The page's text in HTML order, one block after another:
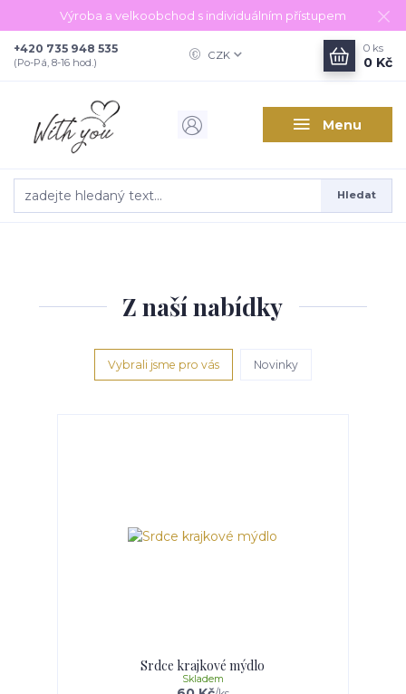
Výroba a velkoobchod s individuálním přístupem
Menu
CZK
Hledat
+420 735 948 535
(Po-Pá, 8-16 hod.)
0 ks
0 Kč
Z naší nabídky
Vybrali jsme pro vás Novinky
Srdce krajkové mýdlo
Skladem